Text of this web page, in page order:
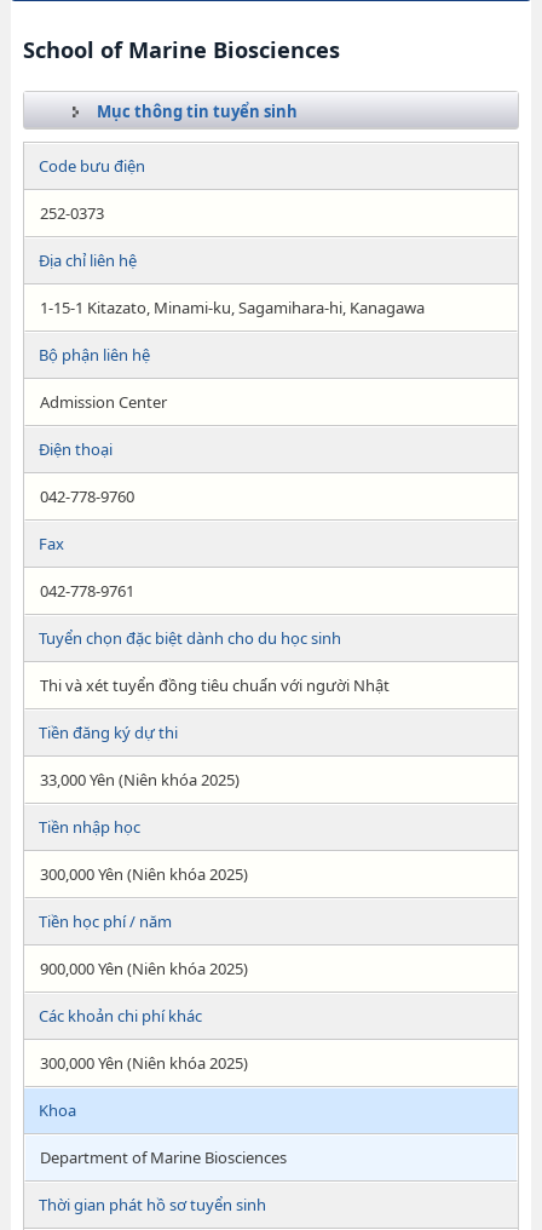
School of Marine Biosciences
Mục thông tin tuyển sinh
Code bưu điện
252-0373
Địa chỉ liên hệ
1-15-1 Kitazato, Minami-ku, Sagamihara-hi, Kanagawa
Bộ phận liên hệ
Admission Center
Điện thoại
042-778-9760
Fax
042-778-9761
Tuyển chọn đặc biệt dành cho du học sinh
Thi và xét tuyển đồng tiêu chuẩn với người Nhật
Tiền đăng ký dự thi
33,000 Yên (Niên khóa 2025)
Tiền nhập học
300,000 Yên (Niên khóa 2025)
Tiền học phí / năm
900,000 Yên (Niên khóa 2025)
Các khoản chi phí khác
300,000 Yên (Niên khóa 2025)
Khoa
Department of Marine Biosciences
Thời gian phát hồ sơ tuyển sinh